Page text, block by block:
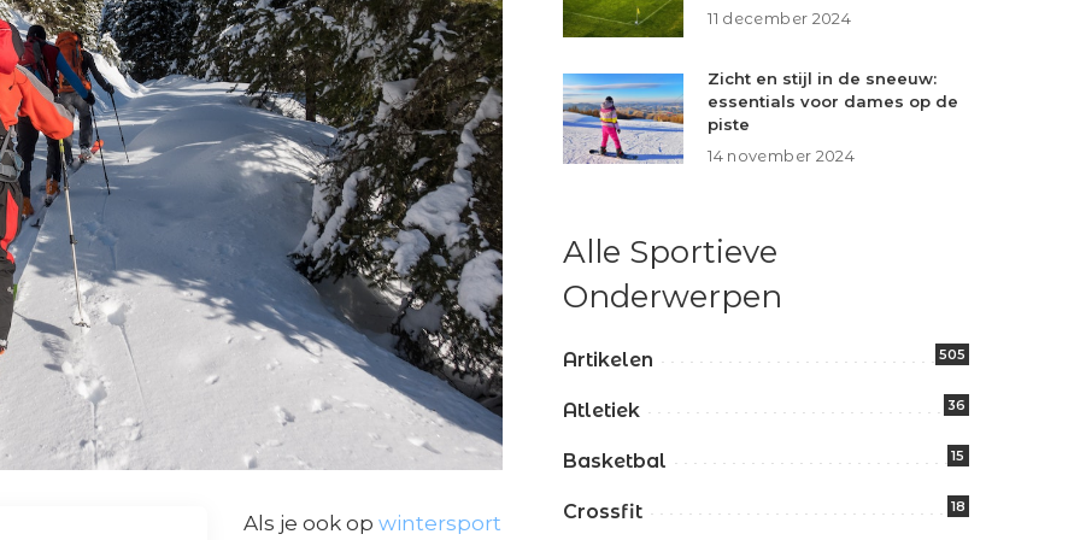
Als je ook op wintersport
11 december 2024
Zicht en stijl in de sneeuw:
essentials voor dames op de
piste
14 november 2024
Alle Sportieve
Onderwerpen
Artikelen 505
Atletiek 36
Basketbal 15
Crossfit 18